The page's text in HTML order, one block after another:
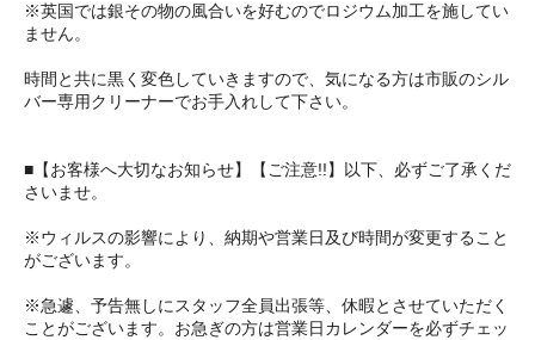
※英国では銀その物の風合いを好むのでロジウム加工を施してい
ません。
時間と共に黒く変色していきますので、気になる方は市販のシル
バー専用クリーナーでお手入れして下さい。
■【お客様へ大切なお知らせ】【ご注意!!】以下、必ずご了承くだ
さいませ。
※ウィルスの影響により、納期や営業日及び時間が変更すること
がございます。
※急遽、予告無しにスタッフ全員出張等、休暇とさせていただく
ことがございます。お急ぎの方は営業日カレンダーを必ずチェッ